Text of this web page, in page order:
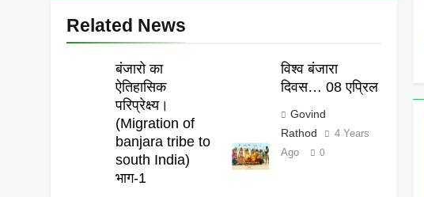
Related News
बंजारो का
ऐतिहासिक
परिप्रेक्ष्य।
(Migration of
banjara tribe to
south India)
भाग-1
विश्व बंजारा
दिवस… 08 एप्रिल
Govind
Rathod
4 Years
Ago
0